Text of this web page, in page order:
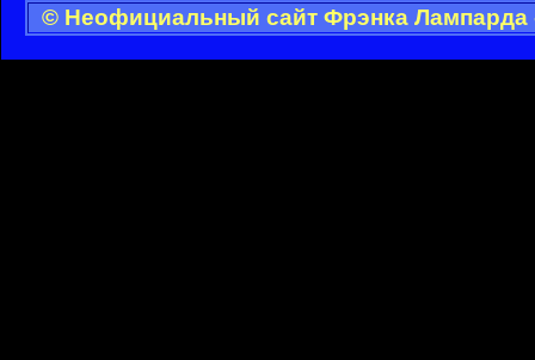
© Неофициальный сайт Фрэнка Лампарда